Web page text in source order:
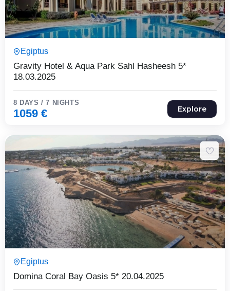
Egiptus
Gravity Hotel & Aqua Park Sahl Hasheesh 5*
18.03.2025
8 DAYS / 7 NIGHTS
1059 € Explore
Egiptus
Domina Coral Bay Oasis 5* 20.04.2025